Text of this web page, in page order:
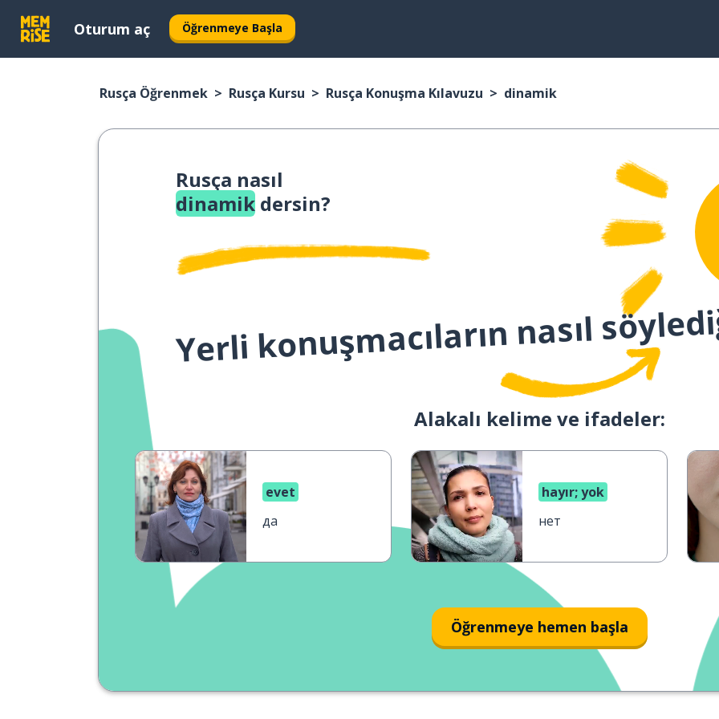
Oturum aç Öğrenmeye Başla
Rusça Öğrenmek Rusça Kursu Rusça Konuşma Kılavuzu dinamik
Rusça nasıl
dinamik dersin?
Yerli konuşmacıların nasıl
Alakalı kelime ve ifadeler:
evet
да
hayır; yok
нет
Öğrenmeye hemen başla